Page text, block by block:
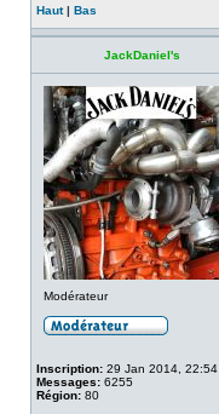
Haut| Bas
JackDaniel's
Modérateur
Inscription: 29 Jan 2014, 22:54
Messages: 6255
Région: 80